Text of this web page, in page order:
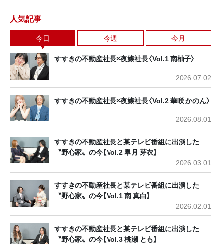
人気記事
今日 今週 今月
すすきの不動産社長×夜嬢社長〈Vol.1 南柚子〉
2026.07.02
すすきの不動産社長×夜嬢社長〈Vol.2 華咲 かのん〉
2026.08.01
すすきの不動産社長と某テレビ番組に出演した
〝野心家〟の今【Vol.2 皐月 芽衣】
2026.03.01
すすきの不動産社長と某テレビ番組に出演した
〝野心家〟の今【Vol.1 南 真白】
2026.02.01
すすきの不動産社長と某テレビ番組に出演した
〝野心家〟の今【Vol.3 桃瀬 とも】